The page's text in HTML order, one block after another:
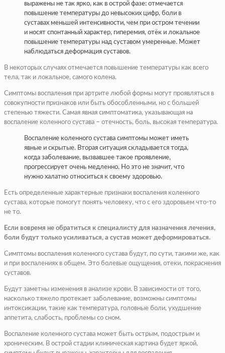
выражены не так ярко, как в острой фазе: отмечается
повышение температуры до невысоких цифр, боли в
суставах меньшей интенсивности, чем при остром течении
и носят спонтанный характер, гиперемия, отёк и локальное
повышение температуры над суставом умеренные. Может
наблюдаться деформация суставов.
В некоторых случаях отмечается повышение температуры как всего
тела, так и локальное, самого колена.
Симптомы воспаления при артрите любой формы могут проявляться в
совокупности признаков или быть обособленными, но с большей
степенью тяжести. Самая явная симптоматика, указывающая на
воспаление коленного сустава – отечность, боль, высокая температура.
Воспаление коленного сустава симптомы может иметь
явные и скрытые. Вторая ситуация складывается тогда,
когда заболевание, вызвавшее такое проявление,
прогрессирует очень медленно. Но это не значит, что
нужно халатно относиться к своему здоровью.
Есть определенные характерные признаки воспаления коленного
сустава, которые помогут понять человеку, что с его здоровьем что-то
не то.
Если вовремя не обратиться к специалисту для назначения лечения,
боли будут только усиливаться, а сустав может деформироваться.
Симптомы воспаления коленного сустава будут, по сути, такими же, как
и при воспалениях в общем. Это болевые ощущения, отеки, покраснения
суставов.
Будут заметны изменения в анализе крови. В зависимости от того,
насколько тяжело протекает заболевание, возможны симптомы
интоксикации, такие как температура, головные боли, ухудшение
аппетита, слабость, проблемы со сном.
Воспаление коленного сустава может быть острым, подострым и
хроническим. В острой стадии клиническая картина будет яркой,